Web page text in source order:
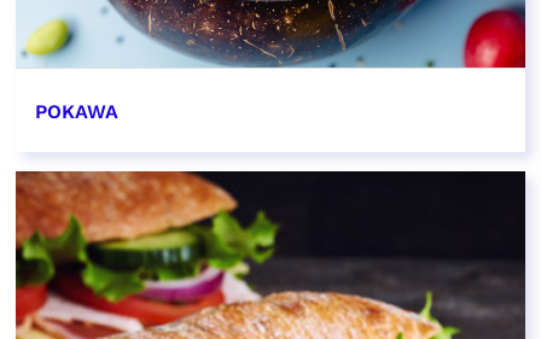
POKAWA
EN SAVOIR PLUS